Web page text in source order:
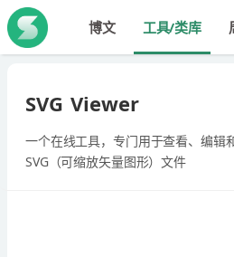
博文 工具/类库
SVG Viewer
一个在线工具，专门用于查看、编辑
SVG（可缩放矢量图形）文件